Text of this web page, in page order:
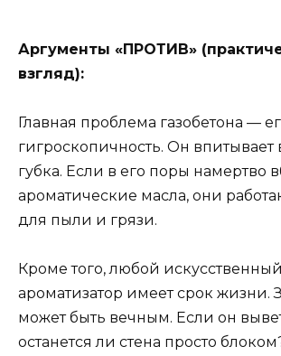
Аргументы «ПРОТИВ»
взгляд):
Главная проблема газобетона —
гигроскопичность. Он впитывает
губка. Если в его поры намертво
ароматические масла, они
для пыли и грязи.
Кроме того, любой искусственный
ароматизатор имеет срок жизни.
может быть вечным. Если он
останется ли стена просто